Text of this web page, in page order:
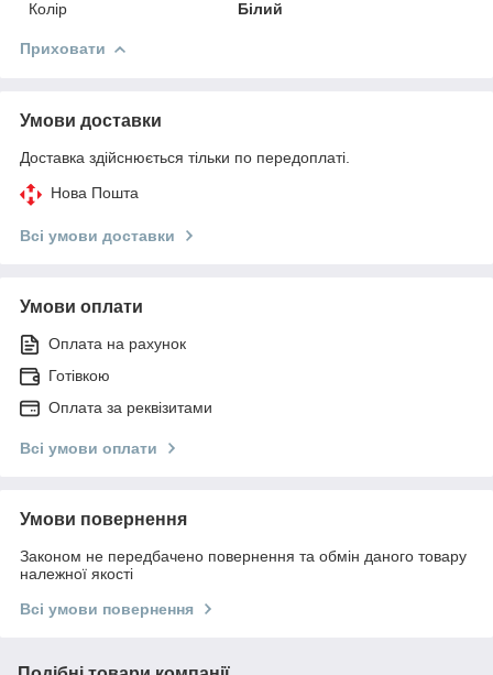
Колір
Білий
Приховати
Умови доставки
Доставка здійснюється тільки по передоплаті.
Нова Пошта
Всі умови доставки
Умови оплати
Оплата на рахунок
Готівкою
Оплата за реквізитами
Всі умови оплати
Умови повернення
Законом не передбачено повернення та обмін даного товару
належної якості
Всі умови повернення